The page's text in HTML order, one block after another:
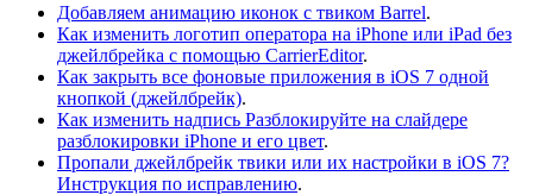
Добавляем анимацию иконок с твиком Barrel.
Как изменить логотип оператора на iPhone или iPad без
джейлбрейка с помощью CarrierEditor.
Как закрыть все фоновые приложения в iOS 7 одной
кнопкой (джейлбрейк).
Как изменить надпись Разблокируйте на слайдере
разблокировки iPhone и его цвет.
Пропали джейлбрейк твики или их настройки в iOS 7?
Инструкция по исправлению.